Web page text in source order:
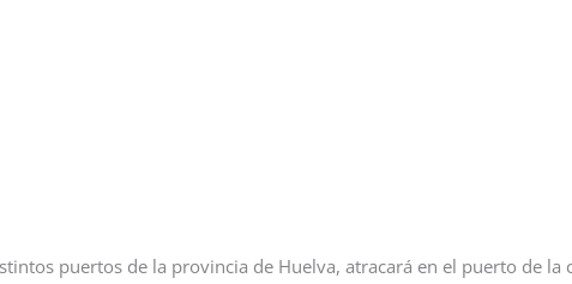
puertos de la provincia de Huelva, atracará en el puerto de la